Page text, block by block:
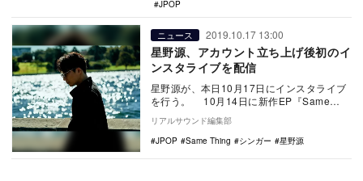
JPOP
ニュース 2019.10.17 13:00
星野源、アカウント立ち上げ後初のイ
ンスタライブを配信
星野源が、本日10月17日にインスタライブ
を行う。 10月14日に新作EP『Same
Thing』をリリース。10月17日の…
リアルサウンド編集部
JPOP
Same Thing シンガー 星野源